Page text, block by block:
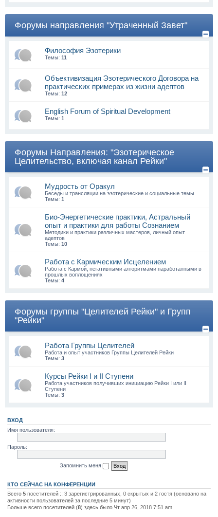
Форумы направления "Утраченный Завет"
Философия Эзотерики
Темы: 11
Объективизация Эзотерического Договора на
практических примерах из жизни адептов
Темы: 12
English Forum of Spiritual Development
Темы: 1
Форумы Направления: "Эзотерическое
Целительство, включая канал Рейки"
Мудрость от Оракул
Беседы и трансляции на эзотерические и социальные темы
Темы: 1
Био-Энергетические практики, Астральный
опыт и практики для работы Сознанием
Методики и практики различных мастеров, личный опыт
адептов
Темы: 10
Работа с Кармическим Исцелением
Работа с Кармой, негативными алгоритмами наработанными в
прошлых воплощениях
Темы: 4
Форумы группы "Целителей Рейки" и Групп
"Рейки"
Работа Группы Целителей
Работа и опыт участников Группы Целителей Рейки
Темы: 3
Курсы Рейки I и II Cтупени
Работа участников получивших инициацию Рейки I или II
Ступени
Темы: 3
ВХОД
Имя пользователя:
Пароль:
Запомнить меня
КТО СЕЙЧАС НА КОНФЕРЕНЦИИ
Всего 5 посетителей :: 3 зарегистрированных, 0 скрытых и 2 гостя (основано на
активности пользователей за последние 5 минут)
Больше всего посетителей (8) здесь было Чт апр 26, 2018 7:51 am